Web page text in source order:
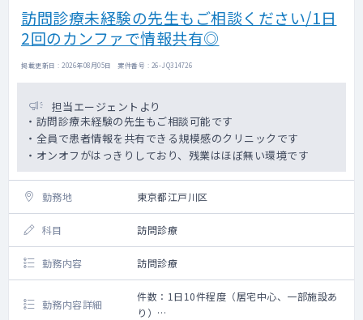
オンコール待機1件2,000円、出動1件5,000
円
週1～2回、週末2～3回ほどお願いさせていた
だけると有難いです（応相談、現在は院長の
みで対応している為）
訪問診療未経験の先生もご相談ください/1日
2回のカンファで情報共有◎
掲載更新日 : 2026年08月05日 案件番号 : 26-JQ314726
担当エージェントより
・訪問診療未経験の先生もご相談可能です
・全員で患者情報を共有できる規模感のクリニックです
・オンオフがはっきりしており、残業はほぼ無い環境です
勤務地 東京都江戸川区
科目 訪問診療
勤務内容 訪問診療
勤務内容詳細
件数：1日10件程度（居宅中心、一部施設あ
り）